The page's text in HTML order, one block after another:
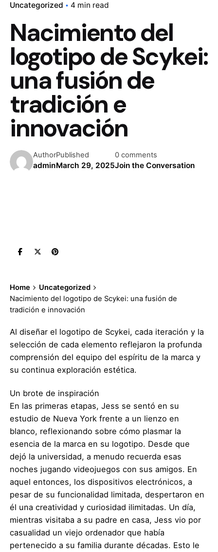
Uncategorized 4 min read
Nacimiento del
logotipo de Scykei:
una fusión de
tradición e
innovación
Author
admin
Published
March 29, 2025
0 comments
Join the Conversation
Home
Uncategorized
Nacimiento del logotipo de Scykei: una fusión de
tradición e innovación
Al diseñar el logotipo de Scykei, cada iteración y la
selección de cada elemento reflejaron la profunda
comprensión del equipo del espíritu de la marca y
su continua exploración estética.
Un brote de inspiración
En las primeras etapas, Jess se sentó en su
estudio de Nueva York frente a un lienzo en
blanco, reflexionando sobre cómo plasmar la
esencia de la marca en su logotipo. Desde que
dejó la universidad, a menudo recuerda esas
noches jugando videojuegos con sus amigos. En
aquel entonces, los dispositivos electrónicos, a
pesar de su funcionalidad limitada, despertaron en
él una creatividad y curiosidad ilimitadas. Un día,
mientras visitaba a su padre en casa, Jess vio por
casualidad un viejo ordenador que había
pertenecido a su familia durante décadas. Esto le